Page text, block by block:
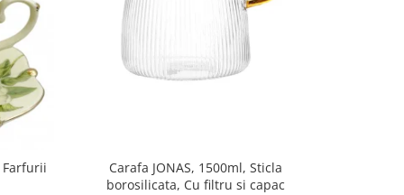
Farfurii
Carafa JONAS, 1500ml, Sticla
borosilicata, Cu filtru si capac